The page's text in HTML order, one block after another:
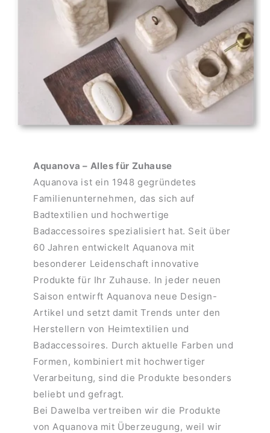
Aquanova – Alles für Zuhause
Aquanova ist ein 1948 gegründetes
Familienunternehmen, das sich auf
Badtextilien und hochwertige
Badaccessoires spezialisiert hat. Seit über
60 Jahren entwickelt Aquanova mit
besonderer Leidenschaft innovative
Produkte für Ihr Zuhause. In jeder neuen
Saison entwirft Aquanova neue Design-
Artikel und setzt damit Trends unter den
Herstellern von Heimtextilien und
Badaccessoires. Durch aktuelle Farben und
Formen, kombiniert mit hochwertiger
Verarbeitung, sind die Produkte besonders
beliebt und gefragt.
Bei Dawelba vertreiben wir die Produkte
von Aquanova mit Überzeugung, weil wir